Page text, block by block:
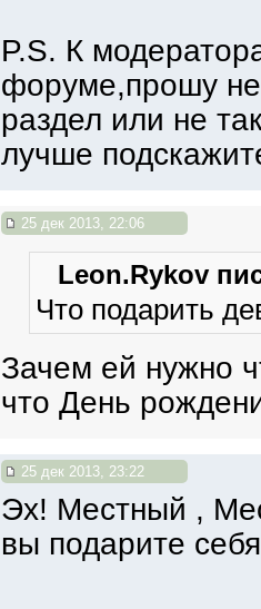
P.S. К
форуме,прошу не
раздел или не
лучше
25 дек 2013, 22:06
Leon.Rykov
Что подарить
Зачем ей нужно
что День
25 дек 2013, 23:22
Эх! Местный ,
вы подарите